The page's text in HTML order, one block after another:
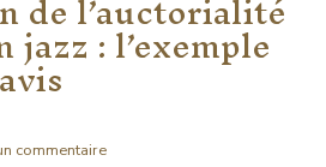
jazz : l’exemple
commentaire